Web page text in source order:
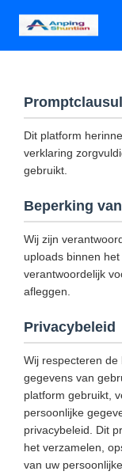
Dit platform
verklaring
gebruikt.
Beperking
Wij zijn
uploads binnen
verantwoordelijk
afleggen.
Privacybeleid
Wij respecteren
gegevens van
platform gebruikt,
persoonlijke
privacybeleid. Dit
het verzamelen,
van uw